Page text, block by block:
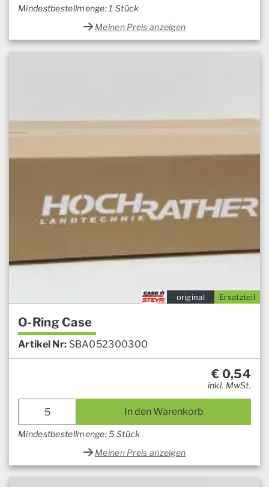
Mindestbestellmenge: 1 Stück
Meinen Preis anzeigen
Ersatzteil
original
O-Ring Case
Artikel Nr: SBA052300300
€ 0,54
inkl. MwSt.
In den Warenkorb
Mindestbestellmenge: 5 Stück
Meinen Preis anzeigen